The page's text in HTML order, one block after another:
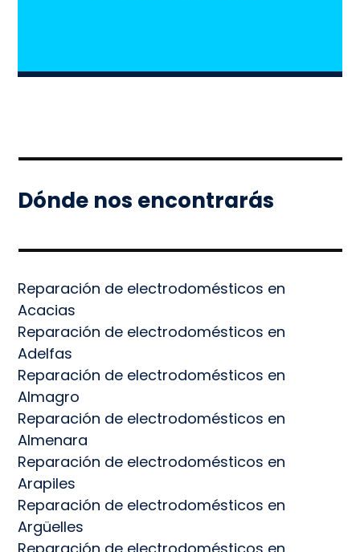
Dónde nos encontrarás
Reparación de electrodomésticos en
Acacias
Reparación de electrodomésticos en
Adelfas
Reparación de electrodomésticos en
Almagro
Reparación de electrodomésticos en
Almenara
Reparación de electrodomésticos en
Arapiles
Reparación de electrodomésticos en
Argüelles